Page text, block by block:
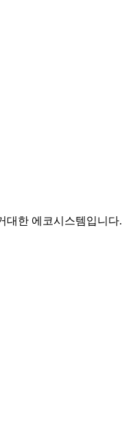
대한 에코시스템입니다.